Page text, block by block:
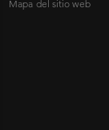
Mapa del sitio web